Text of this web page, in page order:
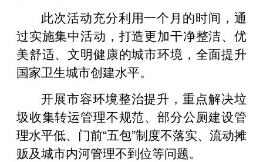
此次活动充分利用一个月的时间，通
过实施集中活动，打造更加干净整洁、优
美舒适、文明健康的城市环境，全面提升
国家卫生城市创建水平。
开展市容环境整治提升，重点解决垃
圾收集转运管理不规范、部分公厕建设管
理水平低、门前“五包”制度不落实、流动摊
贩及城市内河管理不到位等问题。